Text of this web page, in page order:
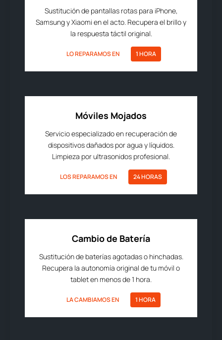
Sustitución de pantallas rotas para iPhone,
Samsung y Xiaomi en el acto. Recupera el brillo y
la respuesta táctil original.
LO REPARAMOS EN 1 HORA
Móviles Mojados
Servicio especializado en recuperación de
dispositivos dañados por agua y líquidos.
Limpieza por ultrasonidos profesional.
LOS REPARAMOS EN 24 HORAS
Cambio de Batería
Sustitución de baterías agotadas o hinchadas.
Recupera la autonomía original de tu móvil o
tablet en menos de 1 hora.
LA CAMBIAMOS EN 1 HORA